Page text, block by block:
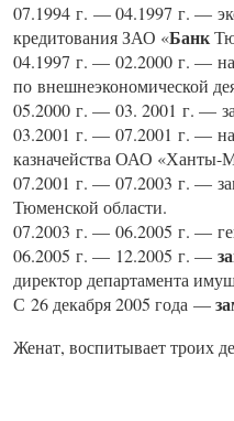
07.1994 г. — 04.1997 г. —
кредитования ЗАО «Банк
04.1997 г. — 02.2000 г. —
по внешнеэкономической
05.2000 г. — 03. 2001 г. —
03.2001 г. — 07.2001 г. —
казначейства ОАО
07.2001 г. — 07.2003 г. —
Тюменской области.
07.2003 г. — 06.2005 г. —
06.2005 г. — 12.2005 г. —
директор департамента
С 26 декабря 2005 года —
Женат, воспитывает троих